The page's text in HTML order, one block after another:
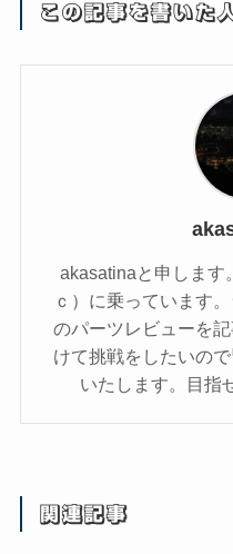
この記事を書いた
akasatinaと申します
ｃ）に乗っています
のパーツレビューを
けて挑戦をしたいの
いたします。目指
関連記事